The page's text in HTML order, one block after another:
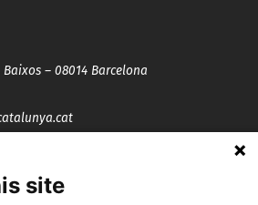
– 08014 Barcelona
site